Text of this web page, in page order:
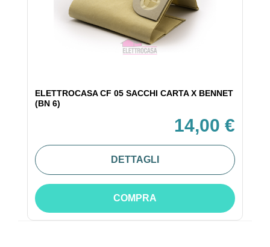
ELETTROCASA CF 05 SACCHI CARTA X BENNET
(BN 6)
14,00 €
DETTAGLI
COMPRA